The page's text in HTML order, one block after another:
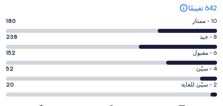
642 تقييمًا
درجة
التصنيف
10
-
ممتاز.
180
من
أصل
10 - ممتاز 180
درجة
التصنيف
8
-
جيد.
238
من
8 - جيد 238
درجة
التصنيف
6
-
مقبول.
6 - مقبول 152
درجة
التصنيف
4
4 - سيّئ 52
درجة
التصنيف
2 - سيّئ للغاية 20